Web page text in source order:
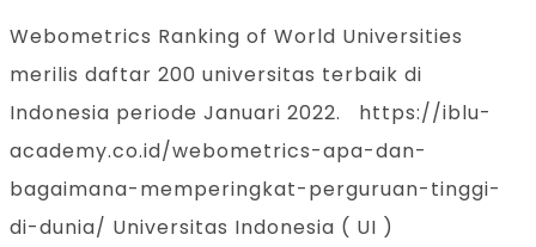
Webometrics Ranking of World Universities
merilis daftar 200 universitas terbaik di
Indonesia periode Januari 2022. https://iblu-
academy.co.id/webometrics-apa-dan-
bagaimana-memperingkat-perguruan-tinggi-
di-dunia/ Universitas Indonesia ( UI )